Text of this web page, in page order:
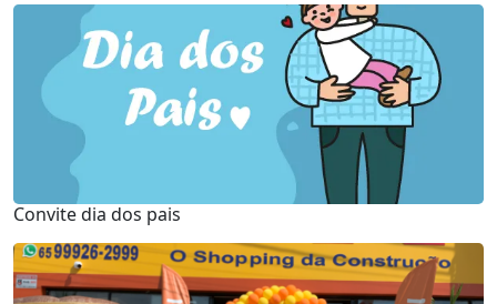
Convite dia dos pais